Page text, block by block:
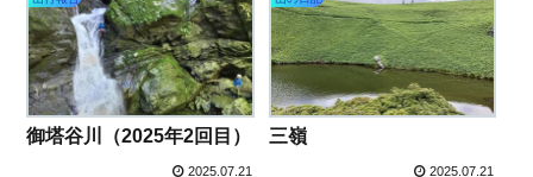
御塔谷川（2025年2回目）
2025.07.21
三嶺
2025.07.21